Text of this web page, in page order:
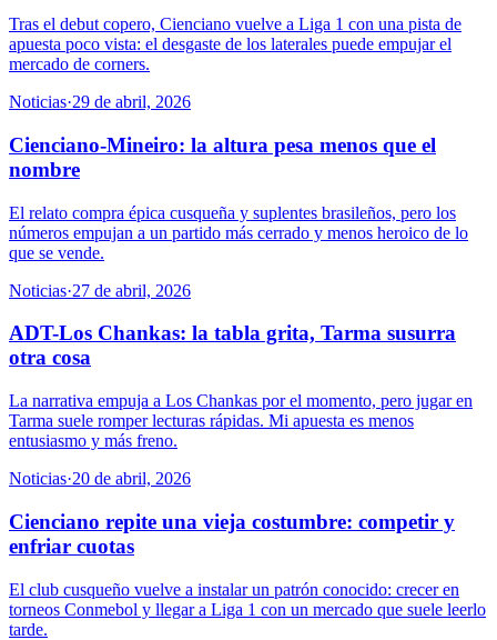
Tras el debut copero, Cienciano vuelve a Liga 1 con una pista de
apuesta poco vista: el desgaste de los laterales puede empujar el
mercado de corners.
Noticias·29 de abril, 2026
Cienciano-Mineiro: la altura pesa menos que el
nombre
El relato compra épica cusqueña y suplentes brasileños, pero los
números empujan a un partido más cerrado y menos heroico de lo
que se vende.
Noticias·27 de abril, 2026
ADT-Los Chankas: la tabla grita, Tarma susurra
otra cosa
La narrativa empuja a Los Chankas por el momento, pero jugar en
Tarma suele romper lecturas rápidas. Mi apuesta es menos
entusiasmo y más freno.
Noticias·20 de abril, 2026
Cienciano repite una vieja costumbre: competir y
enfriar cuotas
El club cusqueño vuelve a instalar un patrón conocido: crecer en
torneos Conmebol y llegar a Liga 1 con un mercado que suele leerlo
tarde.